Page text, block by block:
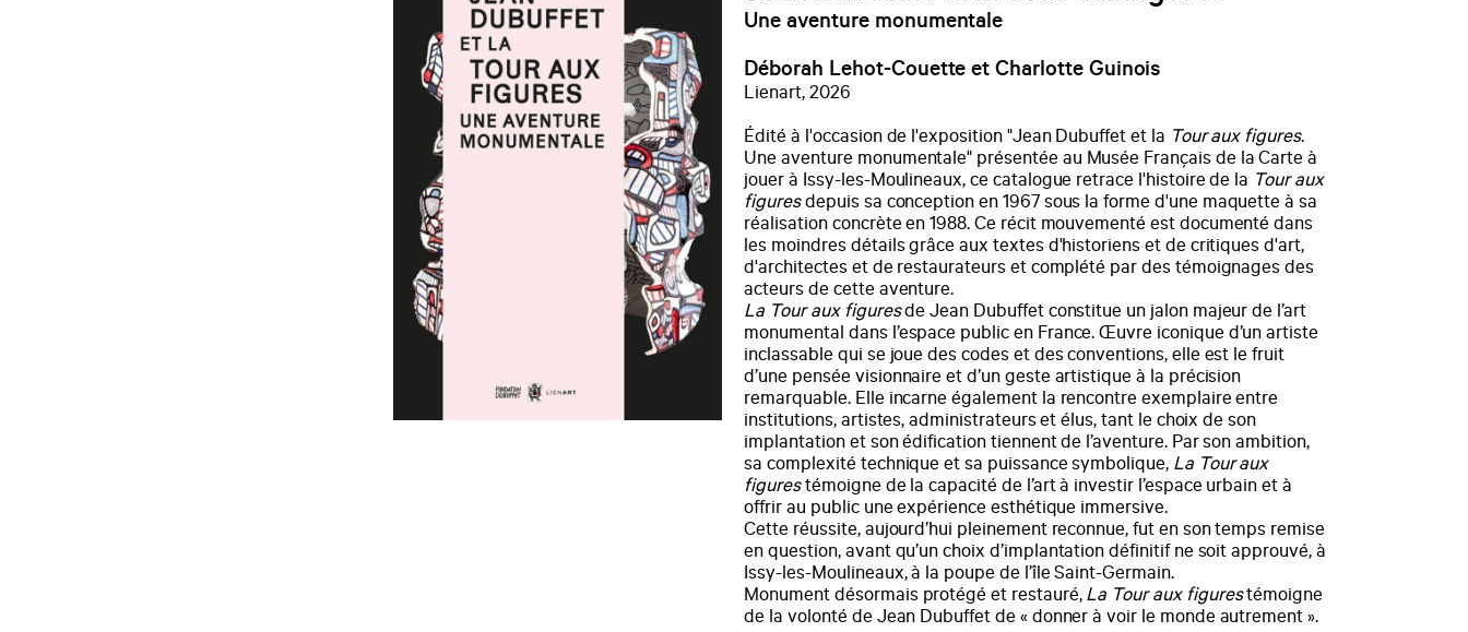
Une aventure monumentale
Déborah Lehot-Couette et Charlotte Guinois
Lienart, 2026
Édité à l'occasion de l'exposition "Jean Dubuffet et la Tour aux figures.
Une aventure monumentale" présentée au Musée Français de la Carte à
jouer à Issy-les-Moulineaux, ce catalogue retrace l'histoire de la Tour aux
figuresdepuis sa conception en 1967 sous la forme d'une maquette à sa
réalisation concrète en 1988. Ce récit mouvementé est documenté dans
les moindres détails grâce aux textes d'historiens et de critiques d'art,
d'architectes et de restaurateurs et complété par des témoignages des
acteurs de cette aventure.
La Tour aux figuresde Jean Dubuffet constitue un jalon majeur de l’art
monumental dans l’espace public en France. Œuvre iconique d’un artiste
inclassable qui se joue des codes et des conventions, elle est le fruit
d’une pensée visionnaire et d’un geste artistique à la précision
remarquable. Elle incarne également la rencontre exemplaire entre
institutions, artistes, administrateurs et élus, tant le choix de son
implantation et son édification tiennent de l’aventure. Par son ambition,
sa complexité technique et sa puissance symbolique, La Tour aux
figurestémoigne de la capacité de l’art à investir l’espace urbain et à
offrir au public une expérience esthétique immersive.
Cette réussite, aujourd’hui pleinement reconnue, fut en son temps remise
en question, avant qu’un choix d’implantation définitif ne soit approuvé, à
Issy-les-Moulineaux, à la poupe de l’île Saint-Germain.
Monument désormais protégé et restauré, La Tour aux figurestémoigne
de la volonté de Jean Dubuffet de « donner à voir le monde autrement ».